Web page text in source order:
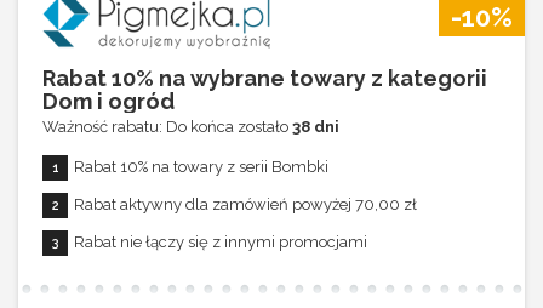
-10%
Rabat 10% na wybrane towary z kategorii
Dom i ogród
Ważność rabatu: Do końca zostało 38 dni
Rabat 10% na towary z serii Bombki
Rabat aktywny dla zamówień powyżej 70,00 zł
Rabat nie łączy się z innymi promocjami